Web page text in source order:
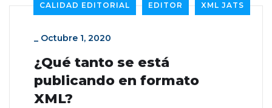
CALIDAD EDITORIAL EDITOR XML JATS
_ Octubre 1, 2020
¿Qué tanto se está
publicando en formato
XML?